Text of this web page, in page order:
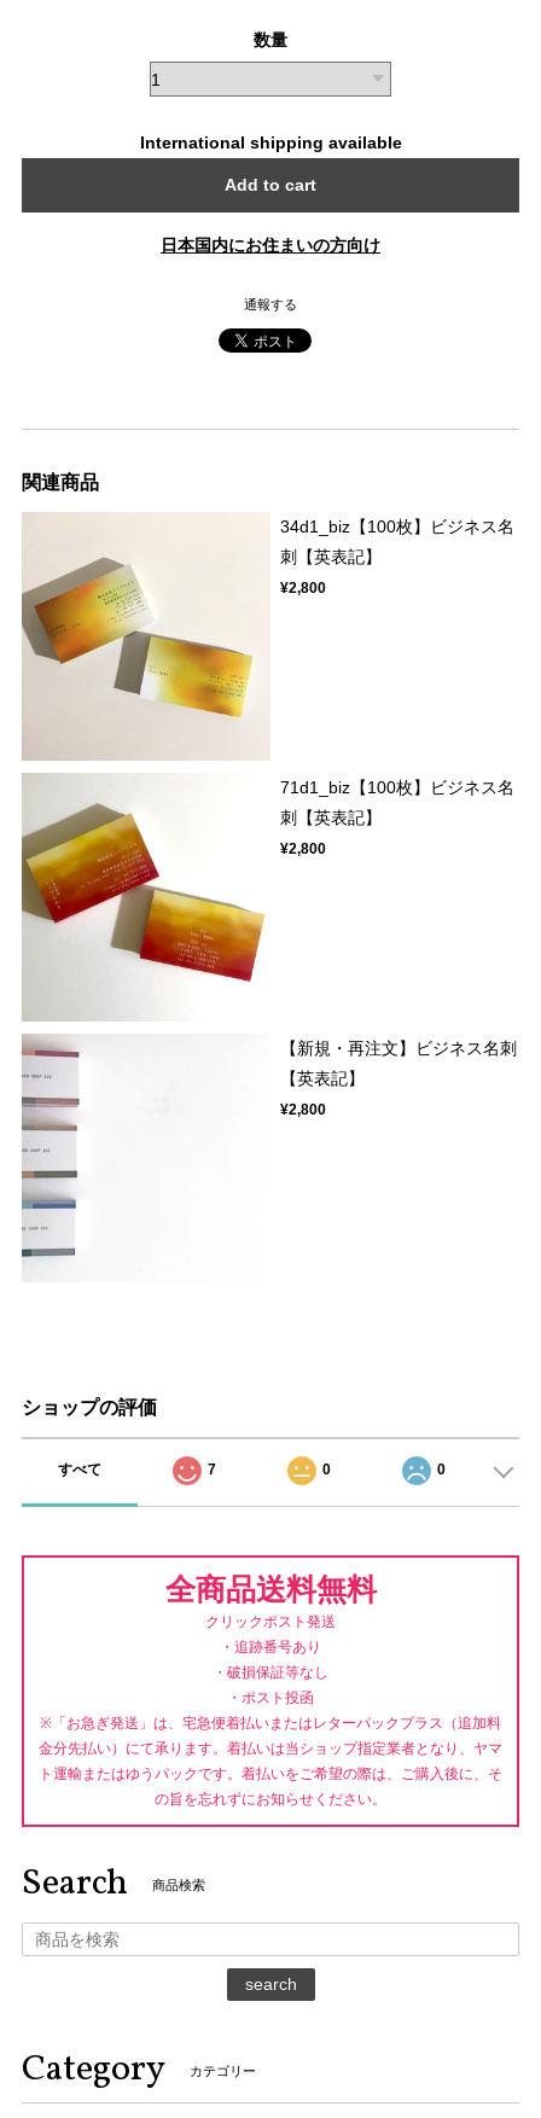
数量
International shipping available
Add to cart
日本国内にお住まいの方向け
通報する
関連商品
34d1_biz【100枚】ビジネス名
刺【英表記】
¥2,800
71d1_biz【100枚】ビジネス名
刺【英表記】
¥2,800
【新規・再注文】ビジネス名刺
【英表記】
¥2,800
ショップの評価
すべて 7 0 0
全商品送料無料
クリックポスト発送
・追跡番号あり
・破損保証等なし
・ポスト投函
※「お急ぎ発送」は、宅急便着払いまたはレターパックプラス（追加料
金分先払い）にて承ります。着払いは当ショップ指定業者となり、ヤマ
ト運輸またはゆうパックです。着払いをご希望の際は、ご購入後に、そ
の旨を忘れずにお知らせください。
Search 商品検索
search
Category カテゴリー